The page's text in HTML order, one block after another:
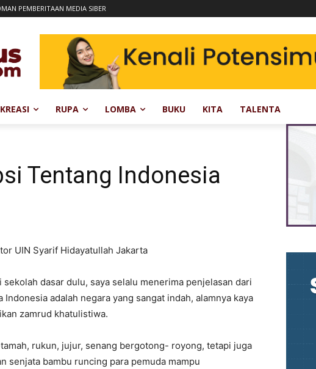
PEMBERITAAN MEDIA SIBER
KREASI RUPA LOMBA BUKU KITA TALENTA
Tentang Indonesia
UIN Syarif Hidayatullah Jakarta
sekolah dasar dulu, saya selalu menerima penjelasan dari
Indonesia adalah negara yang sangat indah, alamnya kaya
zamrud khatulistiwa.
rukun, jujur, senang bergotong- royong, tetapi juga
senjata bambu runcing para pemuda mampu